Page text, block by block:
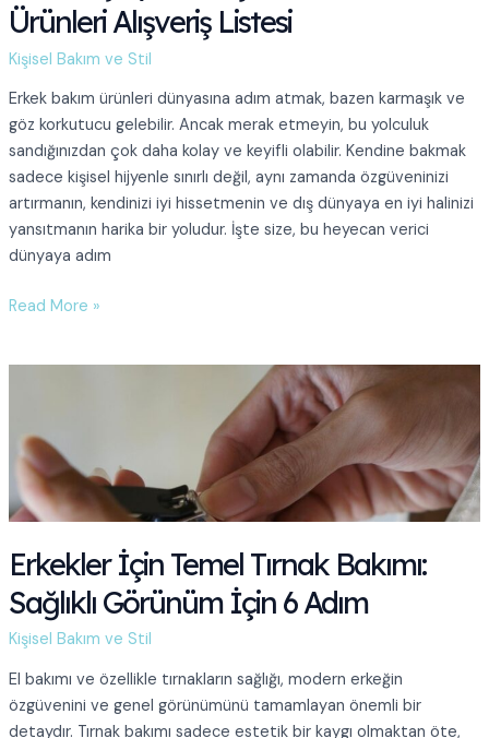
Ürünleri Alışveriş Listesi
Kişisel Bakım ve Stil
Erkek bakım ürünleri dünyasına adım atmak, bazen karmaşık ve
göz korkutucu gelebilir. Ancak merak etmeyin, bu yolculuk
sandığınızdan çok daha kolay ve keyifli olabilir. Kendine bakmak
sadece kişisel hijyenle sınırlı değil, aynı zamanda özgüveninizi
artırmanın, kendinizi iyi hissetmenin ve dış dünyaya en iyi halinizi
yansıtmanın harika bir yoludur. İşte size, bu heyecan verici
dünyaya adım
Yeni
Ürünleri
Alışveriş
Listesi
Read More »
Erkekler İçin Temel Tırnak Bakımı:
Sağlıklı Görünüm İçin 6 Adım
Kişisel Bakım ve Stil
El bakımı ve özellikle tırnakların sağlığı, modern erkeğin
özgüvenini ve genel görünümünü tamamlayan önemli bir
detaydır. Tırnak bakımı sadece estetik bir kaygı olmaktan öte,